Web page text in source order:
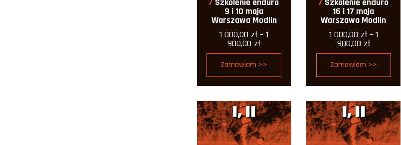
9 i 10 maja
Warszawa Modlin
1 000,00 zł – 1
900,00 złZakres
cen:
od
1
000,00 zł
do
900,00 zł
Zamawiam >>
16 i 17 maja
Warszawa Modlin
1 000,00 zł – 1
900,00 złZakres
cen:
od
1
000,00 zł
do
900,00 zł
Zamawiam >>
I, II I, II